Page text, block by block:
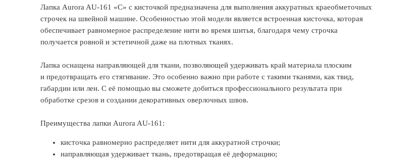
Лапка Aurora AU-161 «C» с кисточкой предназначена для выполнения аккуратных краеобметочных
строчек на швейной машине. Особенностью этой модели является встроенная кисточка, которая
обеспечивает равномерное распределение нити во время шитья, благодаря чему строчка
получается ровной и эстетичной даже на плотных тканях.
Лапка оснащена направляющей для ткани, позволяющей удерживать край материала плоским
и предотвращать его стягивание. Это особенно важно при работе с такими тканями, как твид,
габардин или лен. С её помощью вы сможете добиться профессионального результата при
обработке срезов и создании декоративных оверлочных швов.
Преимущества лапки Aurora AU-161:
кисточка равномерно распределяет нити для аккуратной строчки;
направляющая удерживает ткань, предотвращая её деформацию;